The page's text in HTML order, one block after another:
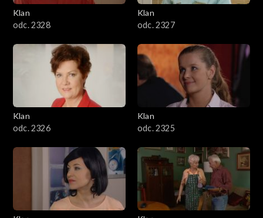
Klan
odc. 2328
Klan
odc. 2327
Klan
odc. 2326
Klan
odc. 2325